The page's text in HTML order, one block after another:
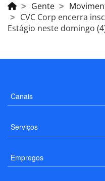
Gente
CVC Corp encerra
Estágio neste domingo
Canais
Serviços
Empregos